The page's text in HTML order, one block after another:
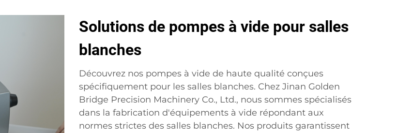
Solutions de pompes à vide pour salles
blanches
Découvrez nos pompes à vide de haute qualité conçues
spécifiquement pour les salles blanches. Chez Jinan Golden
Bridge Precision Machinery Co., Ltd., nous sommes spécialisés
dans la fabrication d'équipements à vide répondant aux
normes strictes des salles blanches. Nos produits garantissent